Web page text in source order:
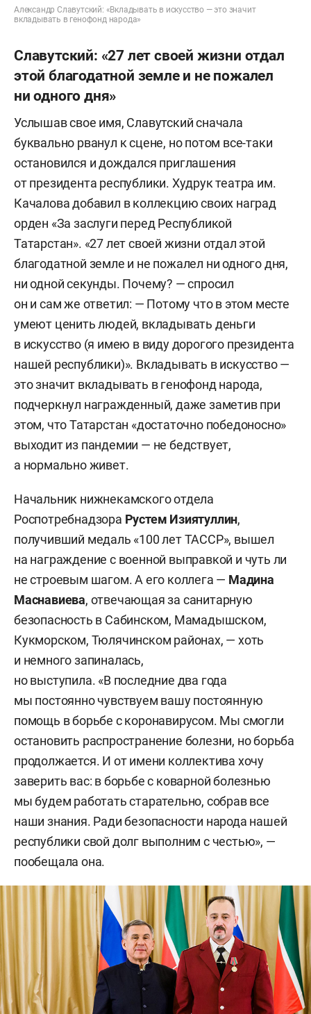
Александр Славутский: «Вкладывать в искусство — это значит
вкладывать в генофонд народа»
Славутский: «27 лет своей жизни отдал
этой благодатной земле и не пожалел
ни одного дня»
Услышав свое имя, Славутский сначала
буквально рванул к сцене, но потом все-таки
остановился и дождался приглашения
от президента республики. Худрук театра им.
Качалова добавил в коллекцию своих наград
орден «За заслуги перед Республикой
Татарстан». «27 лет своей жизни отдал этой
благодатной земле и не пожалел ни одного дня,
ни одной секунды. Почему? — спросил
он и сам же ответил: — Потому что в этом месте
умеют ценить людей, вкладывать деньги
в искусство (я имею в виду дорогого президента
нашей республики)». Вкладывать в искусство —
это значит вкладывать в генофонд народа,
подчеркнул награжденный, даже заметив при
этом, что Татарстан «достаточно победоносно»
выходит из пандемии — не бедствует,
а нормально живет.
Начальник нижнекамского отдела
Роспотребнадзора Рустем Изиятуллин,
получивший медаль «100 лет ТАССР», вышел
на награждение с военной выправкой и чуть ли
не строевым шагом. А его коллега — Мадина
Маснавиева, отвечающая за санитарную
безопасность в Сабинском, Мамадышском,
Кукморском, Тюлячинском районах, — хоть
и немного запиналась,
но выступила. «В последние два года
мы постоянно чувствуем вашу постоянную
помощь в борьбе с коронавирусом. Мы смогли
остановить распространение болезни, но борьба
продолжается. И от имени коллектива хочу
заверить вас: в борьбе с коварной болезнью
мы будем работать старательно, собрав все
наши знания. Ради безопасности народа нашей
республики свой долг выполним с честью», —
пообещала она.